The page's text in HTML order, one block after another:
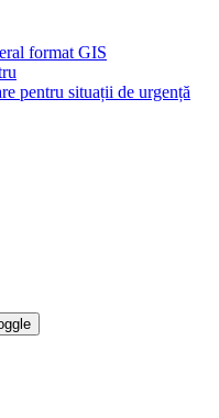
format GIS
pentru situații de urgență